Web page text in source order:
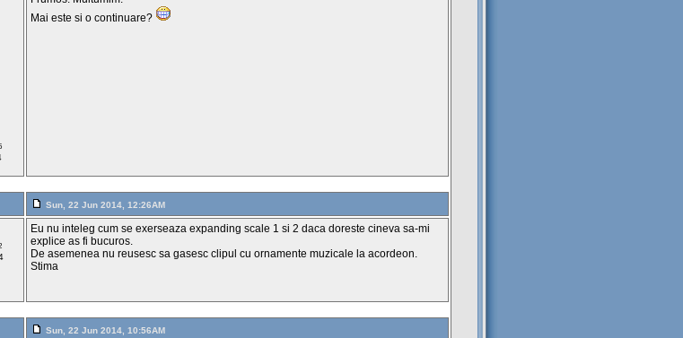
Mai este si o continuare?
Sun, 22 Jun 2014, 12:26AM
Eu nu inteleg cum se exerseaza expanding scale 1 si 2 daca doreste cineva sa-mi
explice as fi bucuros.
De asemenea nu reusesc sa gasesc clipul cu ornamente muzicale la acordeon.
Stima
Sun, 22 Jun 2014, 10:56AM